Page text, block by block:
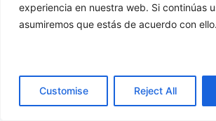
experiencia en nuestra web. Si continúas
asumiremos que estás de acuerdo con
Customise Reject All
Informática Industrial y
28005 Madrid, España